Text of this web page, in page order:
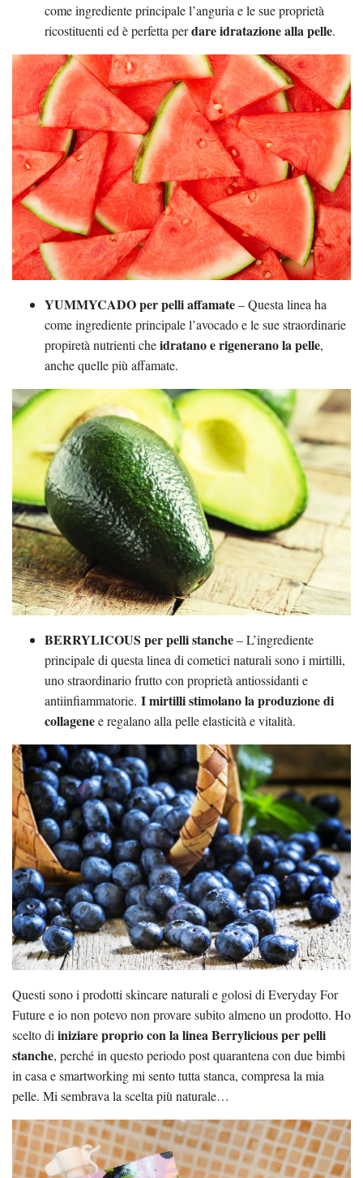
come ingrediente principale l’anguria e le sue proprietà
ricostituenti ed è perfetta perdare idratazione alla pelle.
YUMMYCADO per pelli affamate– Questa linea ha
come ingrediente principale l’avocado e le sue straordinarie
propiretà nutrienti cheidratano e rigenerano la pelle,
anche quelle più affamate.
BERRYLICOUS per pelli stanche– L’ingrediente
principale di questa linea di cometici naturali sono i mirtilli,
uno straordinario frutto con proprietà antiossidanti e
antiinfiammatorie. I mirtilli stimolano la produzione di
collagenee regalano alla pelle elasticità e vitalità.
Questi sono i prodotti skincare naturali e golosi di Everyday For
Future e io non potevo non provare subito almeno un prodotto. Ho
scelto diiniziare proprio con la linea Berrylicious per pelli
stanche, perché in questo periodo post quarantena con due bimbi
in casa e smartworking mi sento tutta stanca, compresa la mia
pelle. Mi sembrava la scelta più naturale…